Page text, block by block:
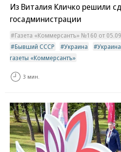
Из Виталия Кличко решили
госадминистрации
Газета «Коммерсантъ» №160 от
Бывший СССР
Украина
газеты «Коммерсантъ»
3 мин.